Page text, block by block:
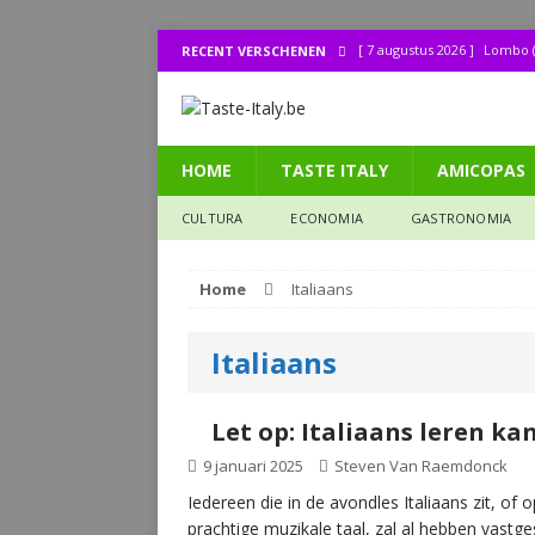
RECENT VERSCHENEN [ 7 augustus 2026 ] Lombo
[ 31 juli 2026 ] La cucina
[ 30 juli 2026 ] Lombo
HOME TASTE ITALY AMICOPAS
CULTURA ECONOMIA GASTRONOMIA
Home Italiaans
Italiaans
Let op: Italiaans leren
9 januari 2025 Steven Van Raemdonck
Iedereen die in de avondles Italiaans zit, of
prachtige muzikale taal, zal al hebben